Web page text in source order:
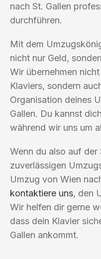
nach St. Gallen
durchführen.
Mit dem
nicht nur Geld,
Wir übernehmen
Klaviers, sondern
Organisation deines
Gallen. Du kannst
während wir uns um
Wenn du also auf der
zuverlässigen
Umzug von Wien
kontaktiere uns, den
Wir helfen dir gerne
dass dein Klavier
Gallen ankommt.